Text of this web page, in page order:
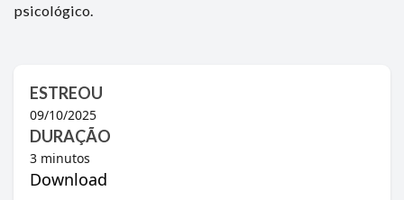
psicológico.
ESTREOU
09/10/2025
DURAÇÃO
3 minutos
Download